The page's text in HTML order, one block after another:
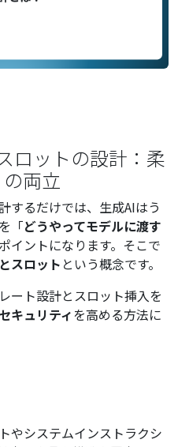
ロットの設計：柔
両立
するだけでは、生成AIはう
「どうやってモデルに渡す
イントになります。そこで
スロット という概念です。
ート設計とスロット挿入を
キュリティを高める方法に
やシステムインストラクシ